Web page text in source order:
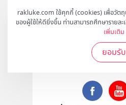
rakluke.com ใช้คุกกี้ (cookies) เพื่อวัต
ของผู้ใช้ให้ดียิ่งขึ้น ท่านสามารถศึกษารายละ
เพิ่มเติม
ยอมรับ
สมัคร
ติดตามเร